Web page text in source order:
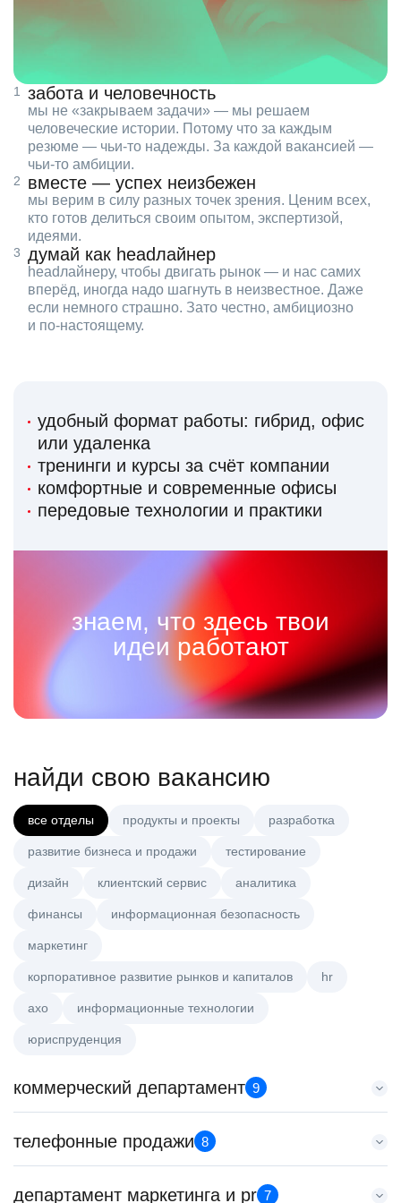
забота и человечность
мы не «закрываем задачи» — мы решаем
человеческие истории. Потому что за каждым
резюме — чьи‑то надежды. За каждой вакансией —
чьи‑то амбиции.
вместе — успех неизбежен
мы верим в силу разных точек зрения. Ценим всех,
кто готов делиться своим опытом, экспертизой,
идеями.
думай как headлайнер
headлайнеру, чтобы двигать рынок — и нас самих
вперёд, иногда надо шагнуть в неизвестное. Даже
если немного страшно. Зато честно, амбициозно
и по‑настоящему.
удобный формат работы: гибрид, офис
или удаленка
тренинги и курсы за счёт компании
комфортные и современные офисы
передовые технологии и практики
знаем, что здесь твои
идеи работают
найди свою вакансию
все отделы продукты и проекты разработка
развитие бизнеса и продажи тестирование
дизайн клиентский сервис аналитика
финансы информационная безопасность
маркетинг
корпоративное развитие рынков и капиталов hr
axo информационные технологии
юриспруденция
коммерческий департамент 9
Аналитик данных (направление Enterprise продаж)
HeadHunter::Коммерческий департамент
з/п не указана
телефонные продажи 8
Менеджер по продажам в сегменте малого и среднего
департамент маркетинга и pr 7